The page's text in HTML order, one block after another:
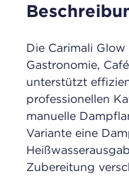
Die Carimali
Gastronomie,
unterstützt
professionellen
manuelle
Variante eine
Zubereitung